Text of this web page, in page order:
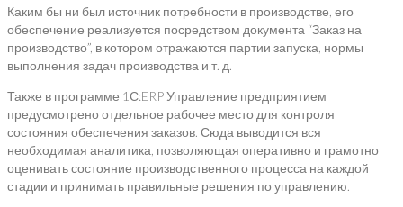
Каким бы ни был источник потребности в производстве, его
обеспечение реализуется посредством документа “Заказ на
производство”, в котором отражаются партии запуска, нормы
выполнения задач производства и т. д.
Также в программе 1С:ERP Управление предприятием
предусмотрено отдельное рабочее место для контроля
состояния обеспечения заказов. Сюда выводится вся
необходимая аналитика, позволяющая оперативно и грамотно
оценивать состояние производственного процесса на каждой
стадии и принимать правильные решения по управлению.